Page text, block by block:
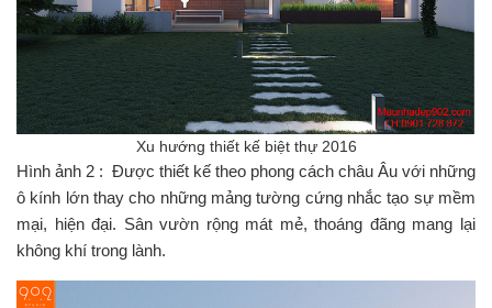
Xu hướng thiết kế biệt thự 2016
Hình ảnh 2 : Được thiết kế theo phong cách châu Âu với những
ô kính lớn thay cho những mảng tường cứng nhắc tạo sự mềm
mại, hiện đại. Sân vườn rộng mát mẻ, thoáng đãng mang lại
không khí trong lành.